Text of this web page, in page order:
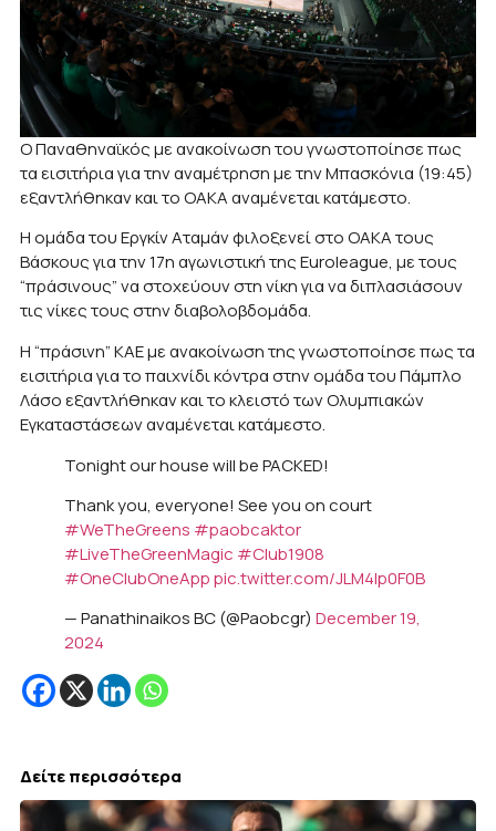
O Παναθηναϊκός με ανακοίνωση του γνωστοποίησε πως
τα εισιτήρια για την αναμέτρηση με την Μπασκόνια (19:45)
εξαντλήθηκαν και το ΟΑΚΑ αναμένεται κατάμεστο.
Η ομάδα του Εργκίν Αταμάν φιλοξενεί στο ΟΑΚΑ τους
Βάσκους για την 17η αγωνιστική της Euroleague, με τους
“πράσινους” να στοχεύουν στη νίκη για να διπλασιάσουν
τις νίκες τους στην διαβολοβδομάδα.
H “πράσινη” ΚΑΕ με ανακοίνωση της γνωστοποίησε πως τα
εισιτήρια για το παιχνίδι κόντρα στην ομάδα του Πάμπλο
Λάσο εξαντλήθηκαν και το κλειστό των Ολυμπιακών
Εγκαταστάσεων αναμένεται κατάμεστο.
Tonight our house will be PACKED!
Thank you, everyone! See you on court
#WeTheGreens #paobcaktor
#LiveTheGreenMagic #Club1908
#OneClubOneApp pic.twitter.com/JLM4lp0F0B
— Panathinaikos BC (@Paobcgr)December 19,
2024
Δείτε περισσότερα